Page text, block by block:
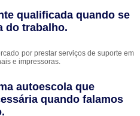
qualificada quando se
do trabalho.
por prestar serviços de suporte em
e impressoras.
autoescola que
quando falamos